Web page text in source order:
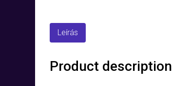
Leírás
Product description